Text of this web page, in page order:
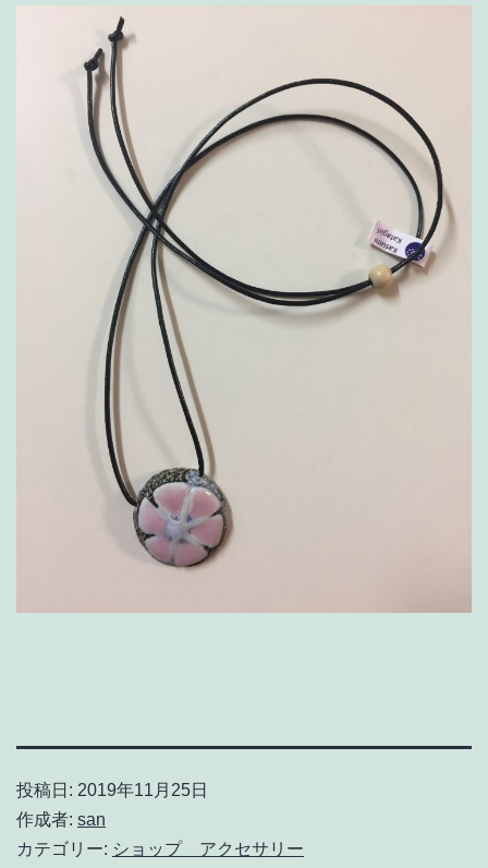
投稿日: 2019年11月25日
作成者: san
カテゴリー: ショップ アクセサリー